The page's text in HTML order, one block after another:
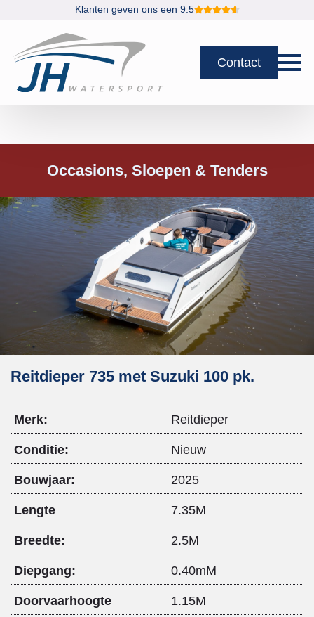
Klanten geven ons een 9.5
Contact
Occasions Sloepen & Tenders
Reitdieper 735 met Suzuki 100 pk.
Merk: Reitdieper
Conditie: Nieuw
Bouwjaar: 2025
Lengte 7.35M
Breedte: 2.5M
Diepgang: 0.40mM
Doorvaarhoogte 1.15M